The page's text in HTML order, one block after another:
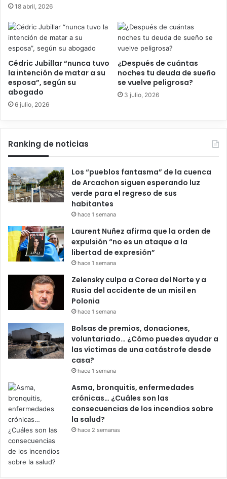
18 abril, 2026
Cédric Jubillar “nunca tuvo
la intención de matar a su
esposa”, según su
abogado
6 julio, 2026
¿Después de cuántas
noches tu deuda de sueño
se vuelve peligrosa?
3 julio, 2026
Ranking de noticias
Los “pueblos fantasma” de la cuenca
de Arcachon siguen esperando luz
verde para el regreso de sus
habitantes
hace 1 semana
Laurent Nuñez afirma que la orden de
expulsión “no es un ataque a la
libertad de expresión”
hace 1 semana
Zelensky culpa a Corea del Norte y a
Rusia del accidente de un misil en
Polonia
hace 1 semana
Bolsas de premios, donaciones,
voluntariado… ¿Cómo puedes ayudar a
las víctimas de una catástrofe desde
casa?
hace 1 semana
Asma, bronquitis, enfermedades
crónicas… ¿Cuáles son las
consecuencias de los incendios sobre
la salud?
hace 2 semanas